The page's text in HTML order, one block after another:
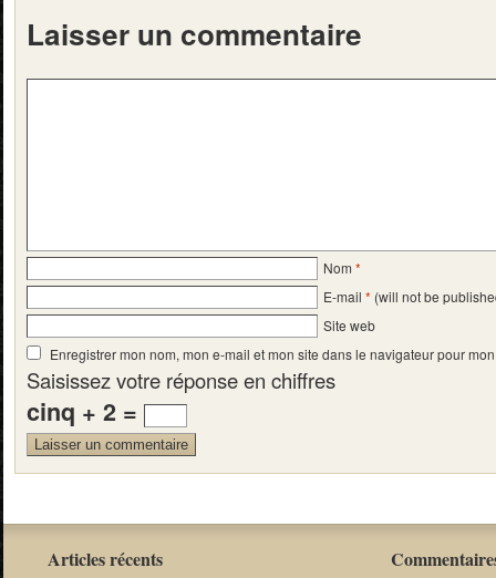
Laisser un commentaire
Nom *
E-mail * (will not be
Site web
Enregistrer mon nom, mon e-mail et mon site dans le navigateur pour
Saisissez votre réponse en chiffres
cinq + 2 =
Articles récents